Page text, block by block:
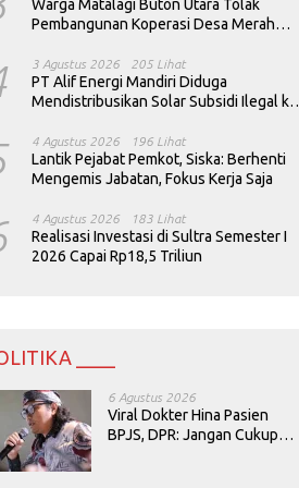
Warga Matalagi Buton Utara Tolak
Pembangunan Koperasi Desa Merah
3 Agustus 2026 205 Lihat
PT Alif Energi Mandiri Diduga
Mendistribusikan Solar Subsidi Ilegal ke
4 Agustus 2026 196 Lihat
Lantik Pejabat Pemkot, Siska: Berhenti
Mengemis Jabatan, Fokus Kerja Saja
4 Agustus 2026 183 Lihat
Realisasi Investasi di Sultra Semester I
2026 Capai Rp18,5 Triliun
____
6 Agustus 2026
Viral Dokter Hina Pasien
BPJS, DPR: Jangan Cukup